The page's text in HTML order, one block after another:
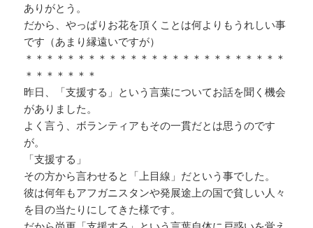
ありがとう。
だから、やっぱりお花を頂くことは何よりもうれしい事
です（あまり縁遠いですが）
＊＊＊＊＊＊＊＊＊＊＊＊＊＊＊＊＊＊＊＊＊＊＊＊＊
＊＊＊＊＊＊＊
昨日、「支援する」という言葉についてお話を聞く機会
がありました。
よく言う、ボランティアもその一貫だとは思うのです
が。
「支援する」
その方から言わせると「上目線」だという事でした。
彼は何年もアフガニスタンや発展途上の国で貧しい人々
を目の当たりにしてきた様です。